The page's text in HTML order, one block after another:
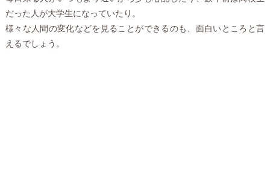
だった人が大学生になっていたり。
様々な人間の変化などを見ることができるのも、面白いところと言
えるでしょう。